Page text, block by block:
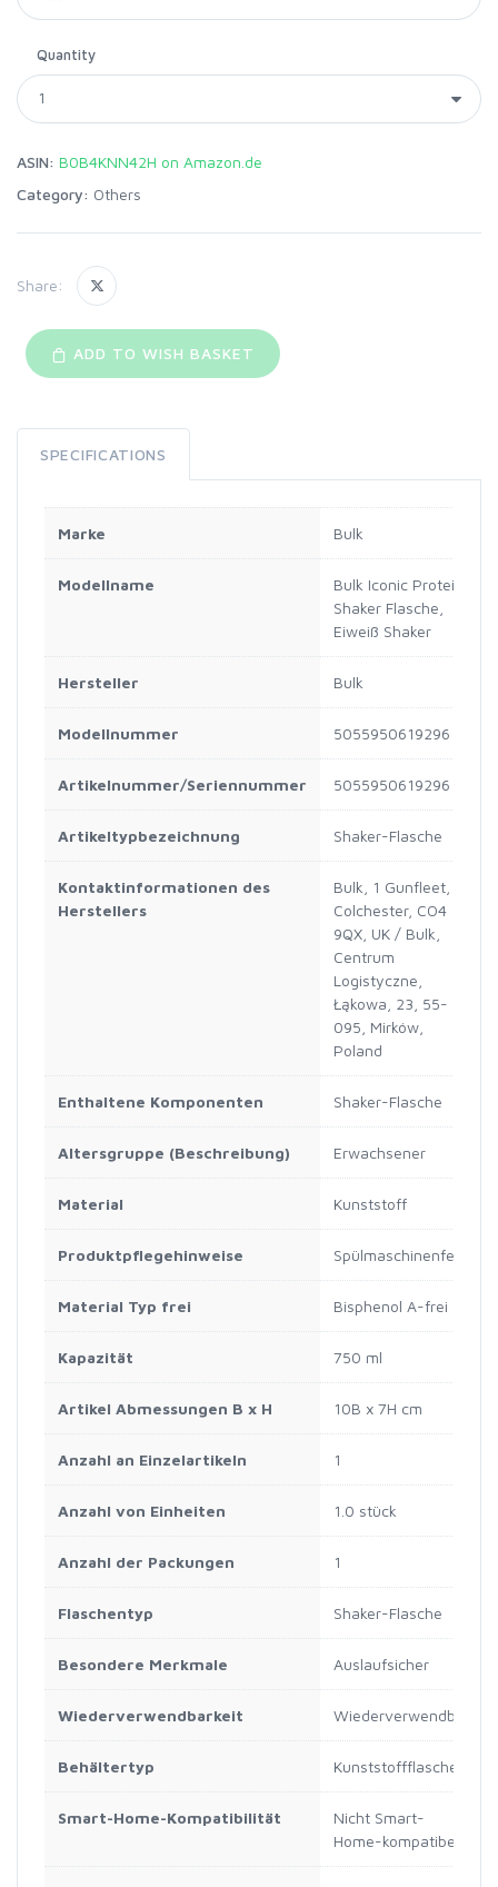
Quantity
ASIN: B0B4KNN42H on Amazon.de
Category: Others
Share:
ADD TO WISH BASKET
SPECIFICATIONS
Marke Bulk
Modellname
Bulk Iconic Protein
Shaker Flasche,
Eiweiß Shaker
Hersteller Bulk
Modellnummer 5055950619296
Artikelnummer/Seriennummer 5055950619296
Artikeltypbezeichnung Shaker-Flasche
Kontaktinformationen des
Herstellers
Bulk, 1 Gunfleet,
Colchester, CO4
9QX, UK / Bulk,
Centrum
Logistyczne,
Łąkowa, 23, 55-
095, Mirków,
Poland
Enthaltene Komponenten Shaker-Flasche
Altersgruppe (Beschreibung) Erwachsener
Material Kunststoff
Produktpflegehinweise Spülmaschinenfest
Material Typ frei Bisphenol A-frei
Kapazität 750 ml
Artikel Abmessungen B x H 10B x 7H cm
Anzahl an Einzelartikeln 1
Anzahl von Einheiten 1.0 stück
Anzahl der Packungen 1
Flaschentyp Shaker-Flasche
Besondere Merkmale Auslaufsicher
Wiederverwendbarkeit Wiederverwendbar
Behältertyp Kunststoffflasche
Smart-Home-Kompatibilität
Nicht Smart-
Home-kompatibel